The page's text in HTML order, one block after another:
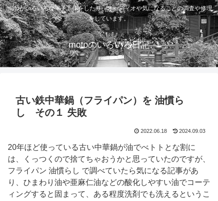
motoがいろいろな電子工作をしたり、オーディオや気になることの調査や修理
をしています。
motoのいろいろ日記
古い鉄中華鍋（フライパン）を 油慣ら
し その１ 失敗
2022.06.18 2024.09.03
20年ほど使っている古い中華鍋が油でべトトとな割に
は、くっつくので捨てちゃおうかと思っていたのですが、
フライパン 油慣らし で調べていたら気になる記事があ
り、ひまわり油や亜麻仁油などの酸化しやすい油でコーテ
ィングすると固まって、ある程度洗剤でも洗えるというこ